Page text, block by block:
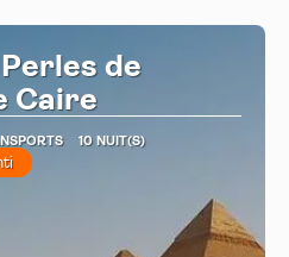
de
Caire
10 NUIT(S)